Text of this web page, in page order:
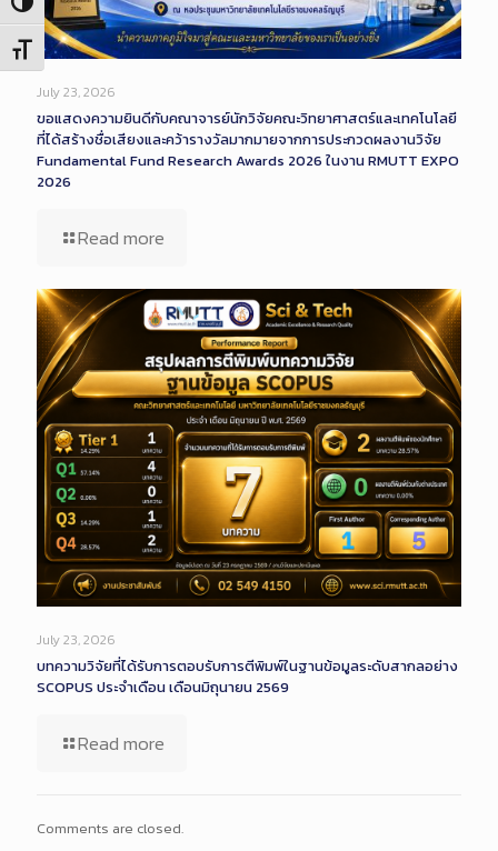
Toggle High Contrast
Toggle Font size
July 23, 2026
ขอแสดงความยินดีกับคณาจารย์นักวิจัยคณะวิทยาศาสตร์และเทคโนโลยี
ที่ได้สร้างชื่อเสียงและคว้ารางวัลมากมายจากการประกวดผลงานวิจัย
Fundamental Fund Research Awards 2026 ในงาน RMUTT EXPO
2026
Read more
July 23, 2026
บทความวิจัยที่ได้รับการตอบรับการตีพิมพ์ในฐานข้อมูลระดับสากลอย่าง
SCOPUS ประจำเดือน เดือนมิถุนายน 2569
Read more
Comments are closed.